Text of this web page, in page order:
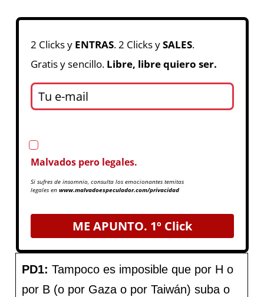
2 Clicks y ENTRAS. 2 Clicks ySALES.
Gratis y sencillo. Libre, libre quiero ser.
Malvados pero legales.
Si sufres de insomnio, consulta los emocionantes temitas
legales en www.malvadoespeculador.com/privacidad
ME APUNTO. 1º Click
PD1: Tampoco es imposible que por H o
por B (o por Gaza o por Taiwán) suba o